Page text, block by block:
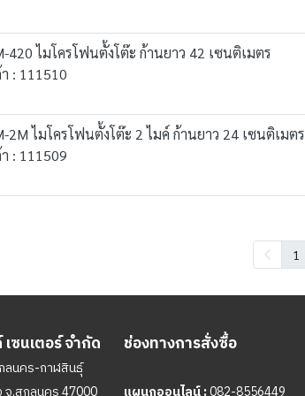
420 ไมโครโฟนตั้งโต๊ะ ก้านยาว 42 เซนติเมตร
: 111510
2M ไมโครโฟนตั้งโต๊ะ 2 ไมค์ ก้านยาว 24 เซนติเมตร
: 111509
1
ซนเตอร์ จำกัด
ลนคร-กาฬสินธุ์
ช่องทางการสั่งซื้อ